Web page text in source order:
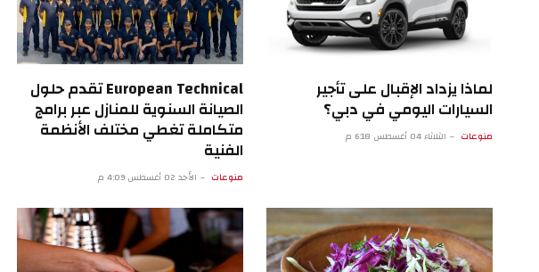
لماذا يزداد الإقبال على تأجير
السيارات اليومي في دبي؟
منوعات الثلاثاء 04 أغسطس 6:18 م
European Technical تقدم حلول
الصيانة السنوية للمنازل عبر برامج
متكاملة تغطي مختلف الأنظمة
الفنية
منوعات الأحد 02 أغسطس 4:09 م